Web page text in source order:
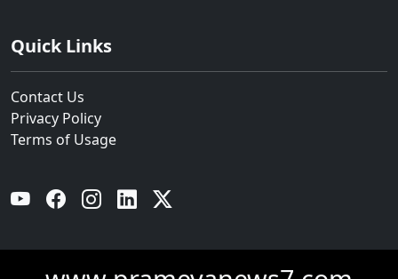
Quick Links
Contact Us
Privacy Policy
Terms of Usage
YouTube Facebook Instagram Linkedin